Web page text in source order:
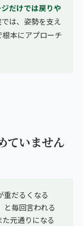
だけでは戻りや
は、姿勢を支え
本にアプローチ
ていません
重だるくなる
毎回言われる
元通りになる